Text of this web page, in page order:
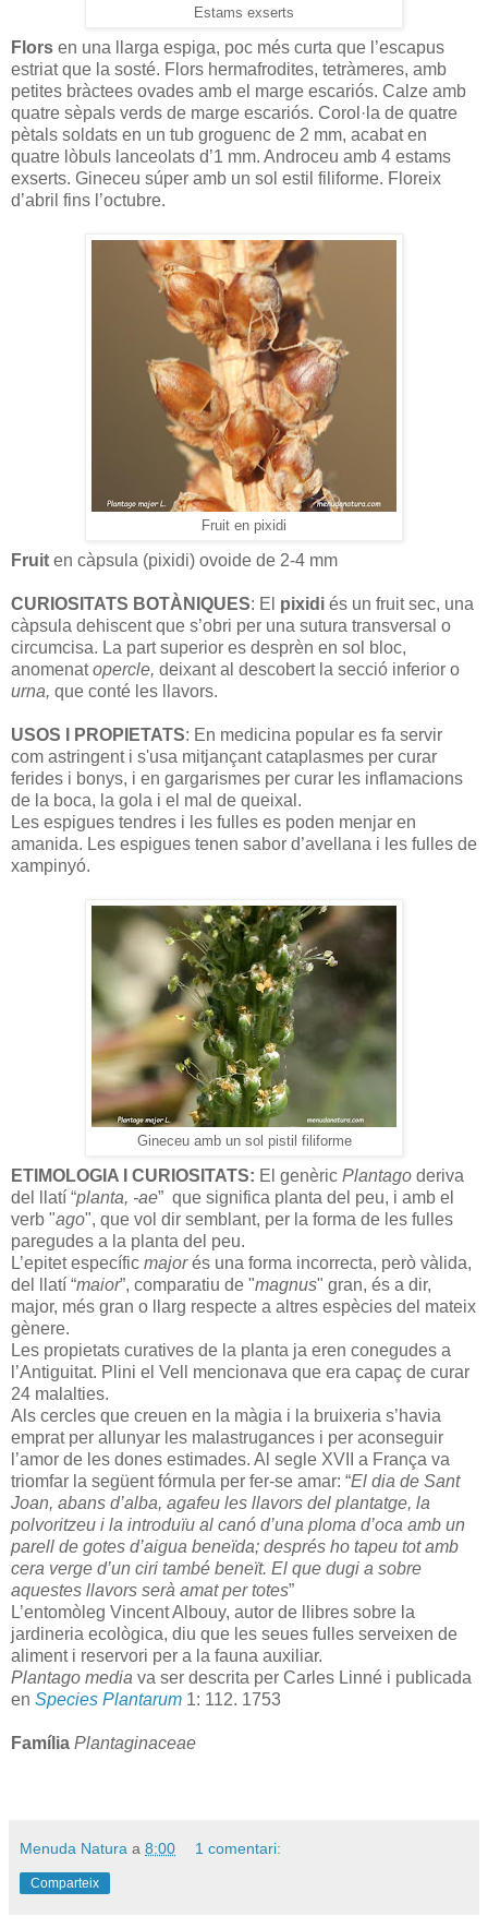
Estams exserts
Flors en una llarga espiga, poc més curta que l’escapus
estriat que la sosté. Flors hermafrodites, tetràmeres, amb
petites bràctees ovades amb el marge escariós. Calze amb
quatre sèpals verds de marge escariós. Corol·la de quatre
pètals soldats en un tub groguenc de 2 mm, acabat en
quatre lòbuls lanceolats d’1 mm. Androceu amb 4 estams
exserts. Gineceu súper amb un sol estil filiforme. Floreix
d’abril fins l’octubre.
Fruit en pixidi
Fruit en càpsula (pixidi) ovoide de 2-4 mm
CURIOSITATS BOTÀNIQUES: El pixidi és un fruit sec, una
càpsula dehiscent que s’obri per una sutura transversal o
circumcisa. La part superior es desprèn en sol bloc,
anomenatopercle, deixant al descobert la secció inferior o
urna, que conté les llavors.
USOS I PROPIETATS: En medicina popular es fa servir
com astringent i s'usa mitjançant cataplasmes per curar
ferides i bonys, i en gargarismes per curar les inflamacions
de la boca, la gola i el mal de queixal.
Les espigues tendres i les fulles es poden menjar en
amanida. Les espigues tenen sabor d’avellana i les fulles de
xampinyó.
Gineceu amb un sol pistil filiforme
ETIMOLOGIA I CURIOSITATS: El genèric Plantago deriva
del llatí “planta, -ae” que significa planta del peu, i amb el
verb "ago", que vol dir semblant, per la forma de les fulles
paregudes a la planta del peu.
L’epitet específic majorés una forma incorrecta, però vàlida,
del llatí “maior”, comparatiu de "magnus" gran, és a dir,
major, més gran o llarg respecte a altres espècies del mateix
gènere.
Les propietats curatives de la planta ja eren conegudes a
l’Antiguitat. Plini el Vell mencionava que era capaç de curar
24 malalties.
Als cercles que creuen en la màgia i la bruixeria s’havia
emprat per allunyar les malastrugances i per aconseguir
l’amor de les dones estimades. Al segle XVII a França va
triomfar la següent fórmula per fer-se amar: “El dia de Sant
Joan, abans d’alba, agafeu les llavors del plantatge, la
polvoritzeu i la introduïu al canó d’una ploma d’oca amb un
parell de gotes d’aigua beneïda; després ho tapeu tot amb
cera verge d’un ciri també beneït. El que dugi a sobre
aquestes llavors serà amat per totes”
L’entomòleg Vincent Albouy, autor de llibres sobre la
jardineria ecològica, diu que les seues fulles serveixen de
aliment i reservori per a la fauna auxiliar.
Plantago media va ser descrita per Carles Linné i publicada
en Species Plantarum 1: 112. 1753
Família Plantaginaceae
Menuda Natura a 8:00 1 comentari:
Comparteix